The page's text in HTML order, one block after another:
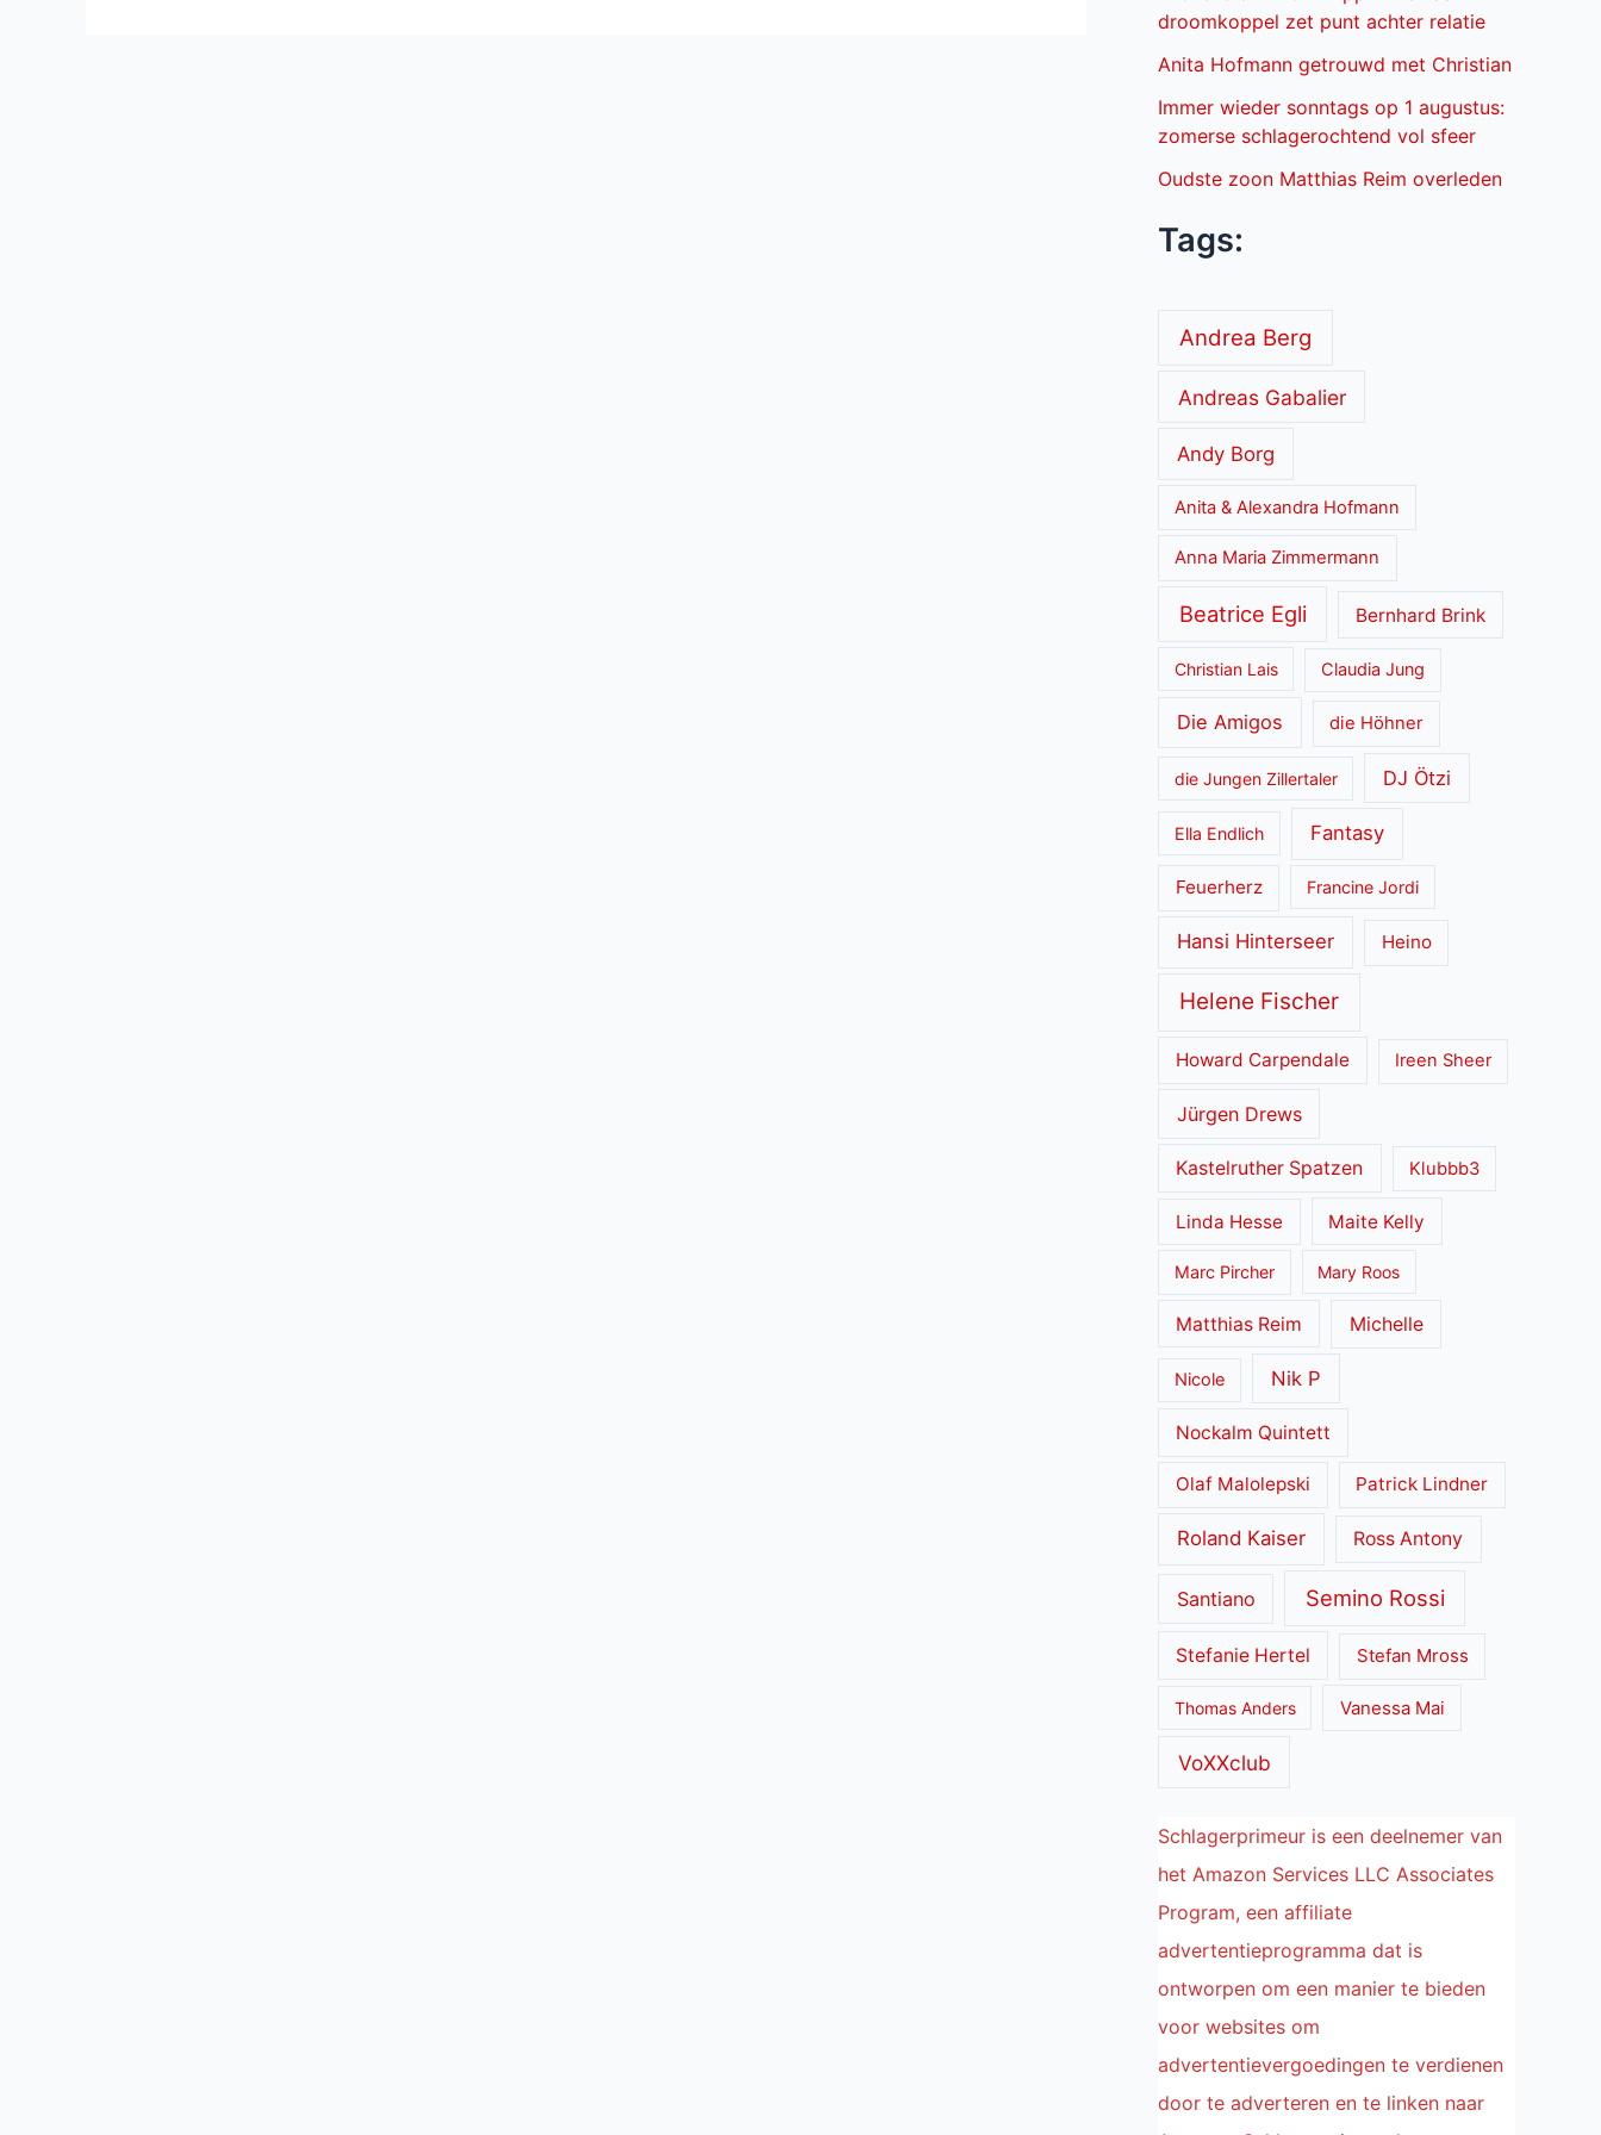
droomkoppel zet punt achter relatie
Anita Hofmann getrouwd met Christian
Immer wieder sonntags op 1 augustus:
zomerse schlagerochtend vol sfeer
Oudste zoon Matthias Reim overleden
Tags:
Andrea Berg
Andreas Gabalier
Andy Borg
Anita & Alexandra Hofmann
Anna Maria Zimmermann
Beatrice Egli Bernhard Brink
Christian Lais Claudia Jung
Die Amigos die Höhner
die Jungen Zillertaler DJ Ötzi
Ella Endlich Fantasy
Feuerherz Francine Jordi
Hansi Hinterseer Heino
Helene Fischer
Howard Carpendale Ireen Sheer
Jürgen Drews
Kastelruther Spatzen Klubbb3
Linda Hesse Maite Kelly
Marc Pircher Mary Roos
Matthias Reim Michelle
Nicole Nik P
Nockalm Quintett
Olaf Malolepski Patrick Lindner
Roland Kaiser Ross Antony
Santiano Semino Rossi
Stefanie Hertel Stefan Mross
Thomas Anders Vanessa Mai
VoXXclub
Schlagerprimeur is een deelnemer van
het Amazon Services LLC Associates
Program, een affiliate
advertentieprogramma dat is
ontworpen om een manier te bieden
voor websites om
advertentievergoedingen te verdienen
door te adverteren en te linken naar